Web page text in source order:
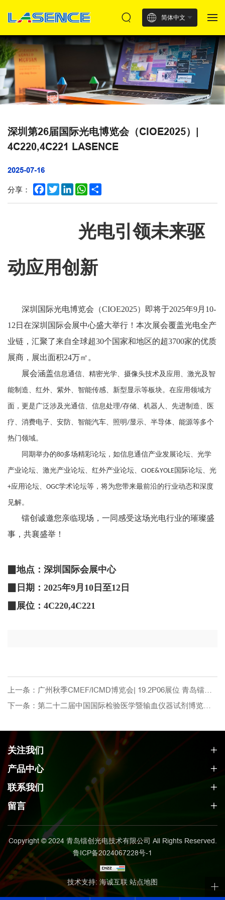
简体中文
深圳第26届国际光电博览会（CIOE2025）|
4C220,4C221 LASENCE
2025-07-16
分享： Facebook
TwitterLinkedInWhatsApp
光电引领未来驱
动应用创新
深圳国际光电博览会 （CIOE2025）即将于2025年9月10-
12日在深圳国际会展中心盛大举行！本次展会覆盖光电全产
业链，汇聚了来自全球超30个国家和地区的超3700家的优质
展商，展出面积24万㎡。
展会涵盖信息通信、 精密光学、摄像头技术及应用、激光及智
能制造、红外、紫外、智能传感、新型显示等板块。在应用领域方
面，更是广泛涉及光通信、信息处理/存储、机器人、先进制造、医
疗、消费电子、安防、智能汽车、照明/显示、半导体、能源等多个
热门领域。
同期举办的80多场精彩论坛，如信息通信产业发展论坛、 光学
产业论坛、 激光产业论坛、红外产业论坛、 CIOE&YOLE 国际论坛、 光
+应用论坛、 OGC学术论坛等，将为您带来最前沿的行业动态和深度
见解。
镭创诚邀您亲临现场，一同感受这场光电行业的璀璨盛
事，共襄盛举！
▉地点： 深圳国际会展中心
▉ 日期： 2025年9月10日至12日
▉展位： 4C220,4C221
上一条：广州秋季CMEF/ICMD博览会| 19.2P06展位 青岛镭创光电欢迎您
下一条：第二十二届中国国际检验医学暨输血仪器试剂博览会（CACLP） 丨6-A7101(转角) LASENCE
关注我们
产品中心
联系我们
留言
Copyright © 2024 青岛镭创光电技术有限公司 All Rights Reserved.
鲁ICP备2024067228号-1
技术支持: 海诚互联 站点地图